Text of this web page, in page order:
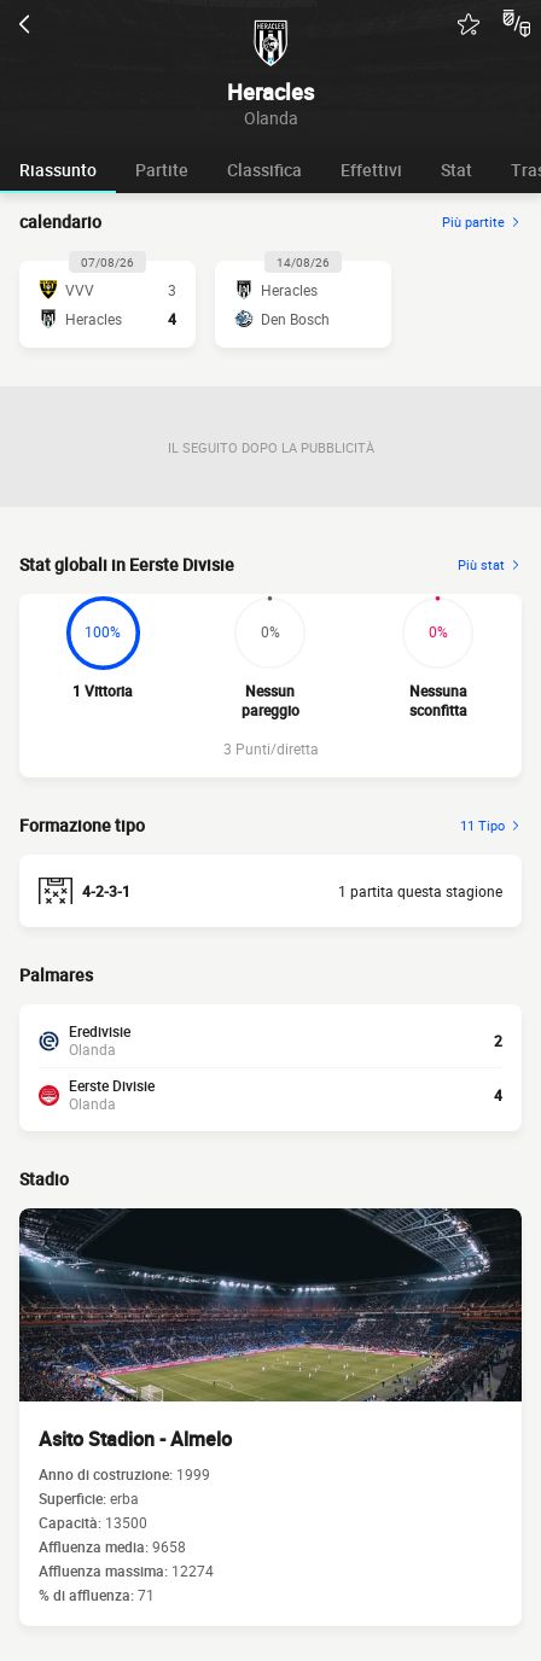
Heracles
Olanda
Riassunto Partite Classifica Effettivi Stat
calendario Più partite
07/08/26
VVV
3
Heracles
4
14/08/26
Heracles
Den Bosch
IL SEGUITO DOPO LA PUBBLICITÀ
Stat globali in Eerste Divisie Più stat
100%
1 Vittoria
0%
Nessun
pareggio
0%
Nessuna
sconfitta
3 Punti/diretta
Formazione tipo 11 Tipo
4-2-3-1 1 partita questa stagione
Palmares
Eredivisie
Olanda
2
Eerste Divisie
Olanda
4
Stadio
Asito Stadion - Almelo
Anno di costruzione: 1999
Superficie:erba
Capacità: 13500
Affluenza media:9658
Affluenza massima: 12274
% di affluenza:71